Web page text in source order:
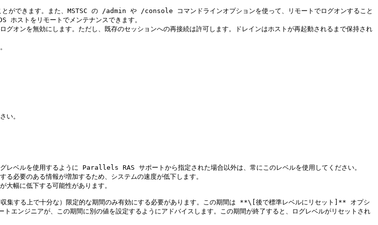
ストをリモートでメンテナンスできます。
ンを無効にします。ただし、既存のセッションへの再接続は許可します。ドレインはホストが再起動されるまで保持され
い。
ベルを使用するように Parallels RAS サポートから指定された場合以外は、常にこのレベルを使用してください。
要のある情報が増加するため、システムの速度が低下します。
幅に低下する可能性があります。
集する上で十分な）限定的な期間のみ有効にする必要があります。この期間は **\[後で標準レベルにリセット]** オプシ
ジニアが、この期間に別の値を設定するようにアドバイスします。この期間が終了すると、ログレベルがリセットされ